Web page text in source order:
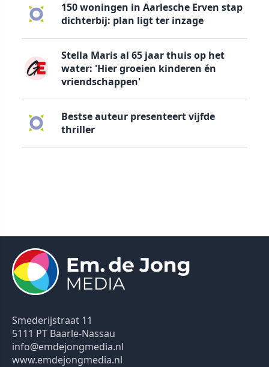
150 woningen in Aarlesche Erven stap
dichterbij: plan ligt ter inzage
Stella Maris al 65 jaar thuis op het
water: 'Hier groeien kinderen én
vriendschappen'
Bestse auteur presenteert vijfde
thriller
Smederijstraat 11
5111 PT Baarle-Nassau
info@emdejongmedia.nl
www.emdejongmedia.nl